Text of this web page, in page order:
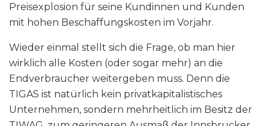
Preisexplosion für seine Kundinnen und Kunden
mit hohen Beschaffungskosten im Vorjahr.
Wieder einmal stellt sich die Frage, ob man hier
wirklich alle Kosten (oder sogar mehr) an die
Endverbraucher weitergeben muss. Denn die
TIGAS ist natürlich kein privatkapitalistisches
Unternehmen, sondern mehrheitlich im Besitz der